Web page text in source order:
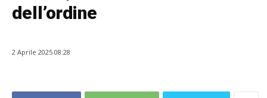
dell’ordine
2 Aprile 2025 08:28